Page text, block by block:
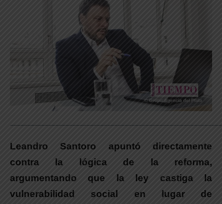
Leandro Santoro apuntó directamente
contra la lógica de la reforma,
argumentando que la ley castiga la
vulnerabilidad social en lugar de